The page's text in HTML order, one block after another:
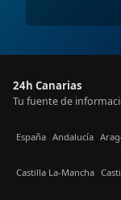
24h Canarias
Tu fuente de
España Andalucía
Castilla La-Mancha